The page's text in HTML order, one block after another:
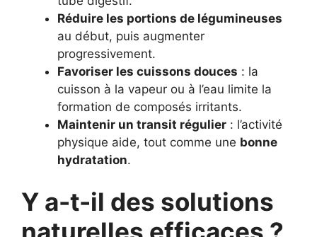
Réduire les portions de légumineuses
au début, puis augmenter
progressivement.
Favoriser les cuissons douces : la
cuisson à la vapeur ou à l’eau limite la
formation de composés irritants.
Maintenir un transit régulier : l’activité
physique aide, tout comme une bonne
hydratation.
Y a-t-il des solutions